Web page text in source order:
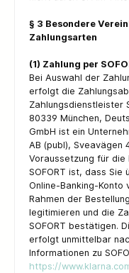
§ 3 Besondere
Zahlungsarten
(1) Zahlung per
Bei Auswahl der
erfolgt die
Zahlungsdienstleister
80339 München,
GmbH ist ein
AB (publ), Sveavägen
Voraussetzung für
SOFORT ist, dass
Online-Banking-Konto
Rahmen der
legitimieren und die
SOFORT bestätigen.
erfolgt unmittelbar
Informationen zu
https://